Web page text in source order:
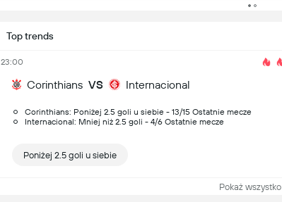
Top trends
23:00
Corinthians VS Internacional
Corinthians: Poniżej 2.5 goli u siebie - 13/15 Ostatnie mecze
Internacional: Mniej niż 2.5 goli - 4/6 Ostatnie mecze
Poniżej 2.5 goli u siebie
Pokaż wszystko